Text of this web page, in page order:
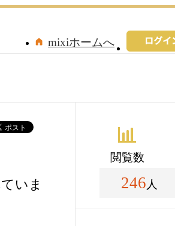
mixiホームへ
いま
閲覧数
246 人